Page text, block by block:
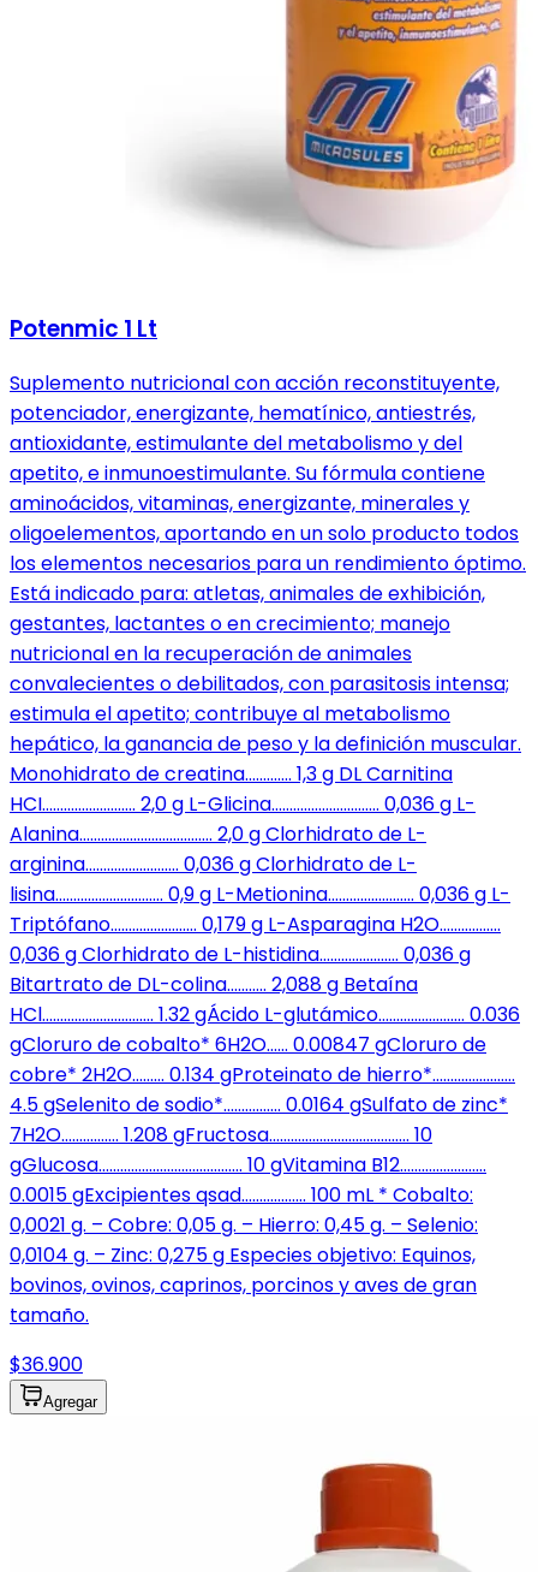
Potenmic 1 Lt
Suplemento nutricional con acción reconstituyente,
potenciador, energizante, hematínico, antiestrés,
antioxidante, estimulante del metabolismo y del
apetito, e inmunoestimulante. Su fórmula contiene
aminoácidos, vitaminas, energizante, minerales y
oligoelementos, aportando en un solo producto todos
los elementos necesarios para un rendimiento óptimo.
Está indicado para: atletas, animales de exhibición,
gestantes, lactantes o en crecimiento; manejo
nutricional en la recuperación de animales
convalecientes o debilitados, con parasitosis intensa;
estimula el apetito; contribuye al metabolismo
hepático, la ganancia de peso y la definición muscular.
Monohidrato de creatina…………. 1,3 g DL Carnitina
HCI…………………….. 2,0 g L-Glicina………………………… 0,036 g L-
Alanina………………………………. 2,0 g Clorhidrato de L-
arginina…………………….. 0,036 g Clorhidrato de L-
lisina………………………… 0,9 g L-Metionina…………………… 0,036 g L-
Triptófano…………………… 0,179 g L-Asparagina H2O……………..
0,036 g Clorhidrato de L-histidina…………………. 0,036 g
Bitartrato de DL-colina……….. 2,088 g Betaína
HCl…………………………. 1.32 gÁcido L-glutámico…………………… 0.036
gCloruro de cobalto* 6H2O…… 0.00847 gCloruro de
cobre* 2H2O……… 0.134 gProteinato de hierro*…………………..
4.5 gSelenito de sodio*……………. 0.0164 gSulfato de zinc*
7H2O……………. 1.208 gFructosa………………………………… 10
gGlucosa…………………………………. 10 gVitamina B12……………………
0.0015 gExcipientes qsad……………… 100 mL * Cobalto:
0,0021 g. – Cobre: ​​0,05 g. – Hierro: 0,45 g. – Selenio:
0,0104 g. – Zinc: 0,275 g Especies objetivo: Equinos,
bovinos, ovinos, caprinos, porcinos y aves de gran
tamaño.
$36.900
Agregar